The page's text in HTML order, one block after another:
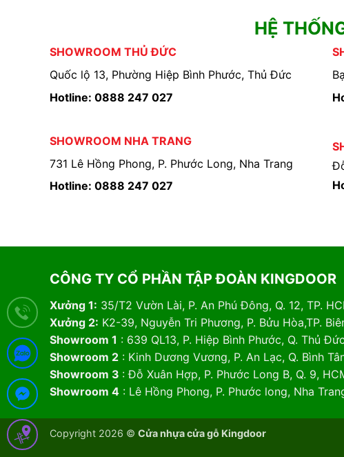
HỆ
SHOWROOM THỦ ĐỨC
Quốc lộ 13, Phường Hiệp Bình Phước, Thủ Đức
Hotline: 0888 247 027
SHOWROOM NHA TRANG
731 Lê Hồng Phong, P. Phước Long, Nha Trang
Hotline: 0888 247 027
CÔNG TY CỔ PHẦN TẬP ĐOÀN KINGDOOR
Xưởng 1: 35/T2 Vườn Lài, P. An Phú Đông, Q. 12, TP.
Xưởng 2: K2-39, Nguyễn Tri Phương, P. Bửu Hòa,TP.
Showroom 1 : 639 QL13, P. Hiệp Bình Phước, Q. Thủ
Showroom 2: Kinh Dương Vương, P. An Lạc, Q. Bình
Showroom 3 : Đỗ Xuân Hợp, P. Phước Long B, Q. 9,
Showroom 4: Lê Hồng Phong, P. Phước long, Nha
Copyright 2026 © Cửa nhựa cửa gỗ Kingdoor